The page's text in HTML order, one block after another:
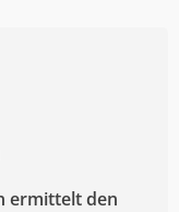
ermittelt den